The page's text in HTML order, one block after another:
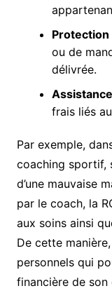
ou de
délivrée.
frais liés
Par exemple,
coaching sportif,
d’une mauvaise
par le coach, la
aux soins ainsi
De cette
personnels qui
financière de son